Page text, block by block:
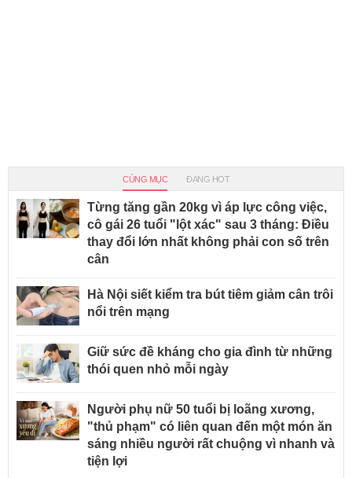
CÙNG MỤC ĐANG HOT
Từng tăng gần 20kg vì áp lực công việc,
cô gái 26 tuổi "lột xác" sau 3 tháng: Điều
thay đổi lớn nhất không phải con số trên
cân
Hà Nội siết kiểm tra bút tiêm giảm cân trôi
nổi trên mạng
Giữ sức đề kháng cho gia đình từ những
thói quen nhỏ mỗi ngày
Người phụ nữ 50 tuổi bị loãng xương,
"thủ phạm" có liên quan đến một món ăn
sáng nhiều người rất chuộng vì nhanh và
tiện lợi